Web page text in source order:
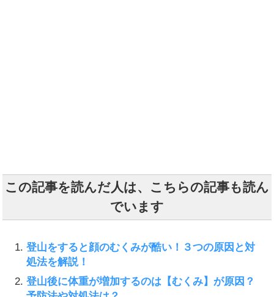
この記事を読んだ人は、こちらの記事も読ん
でいます
登山をすると顔のむくみが酷い！３つの原因と対
処法を解説！
登山後に体重が増加するのは【むくみ】が原因？